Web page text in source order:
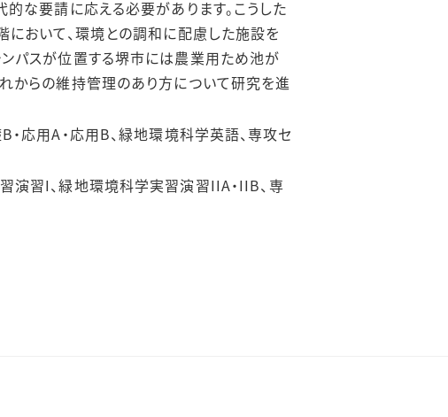
な要請に応える必要があります。こうした
において、環境との調和に配慮した施設を
パスが位置する堺市には農業用ため池が
からの維持管理のあり方について研究を進
応用A・応用B、緑地環境科学英語、専攻セ
演習I、緑地環境科学実習演習IIA・IIB、専